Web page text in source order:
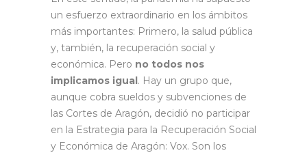
un esfuerzo extraordinario en los ámbitos
más importantes: Primero, la salud pública
y, también, la recuperación social y
económica. Pero no todos nos
implicamos igual. Hay un grupo que,
aunque cobra sueldos y subvenciones de
las Cortes de Aragón, decidió no participar
en la Estrategia para la Recuperación Social
y Económica de Aragón: Vox. Son los